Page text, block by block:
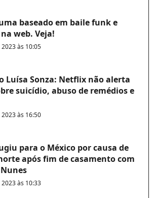
baseado em baile funk e
web. Veja!
às 10:05
Luísa Sonza: Netflix não alerta
suicídio, abuso de remédios e
às 16:50
para o México por causa de
após fim de casamento com
às 10:33